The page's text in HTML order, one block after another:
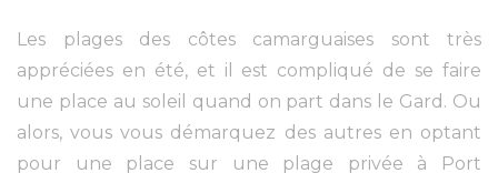
Les plages des côtes camarguaises sont très
appréciées en été, et il est compliqué de se faire
une place au soleil quand on part dans le Gard. Ou
alors, vous vous démarquez des autres en optant
pour une place sur une plage privée à Port